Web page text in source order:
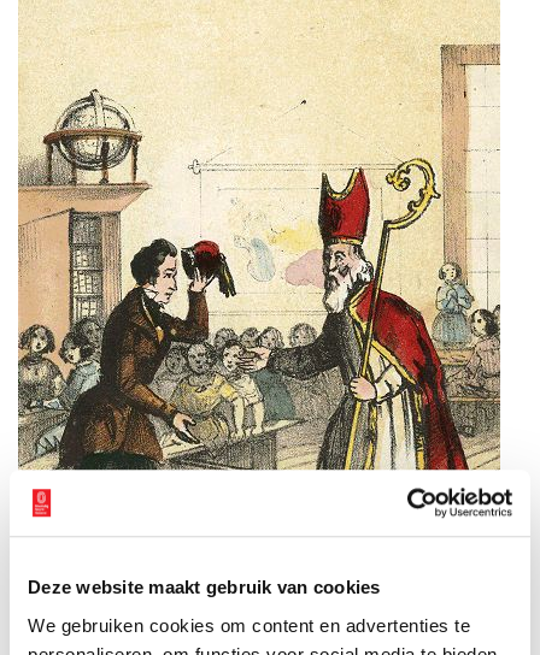
Deze website maakt gebruik van cookies
We gebruiken cookies om content en advertenties te